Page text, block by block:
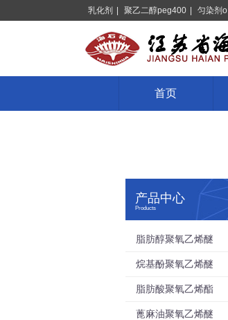
乳化剂 聚乙二醇peg400 匀染剂o
首页
产品中心
Products
脂肪醇聚氧乙烯醚
烷基酚聚氧乙烯醚
脂肪酸聚氧乙烯酯
蓖麻油聚氧乙烯醚